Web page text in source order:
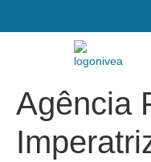
Agência